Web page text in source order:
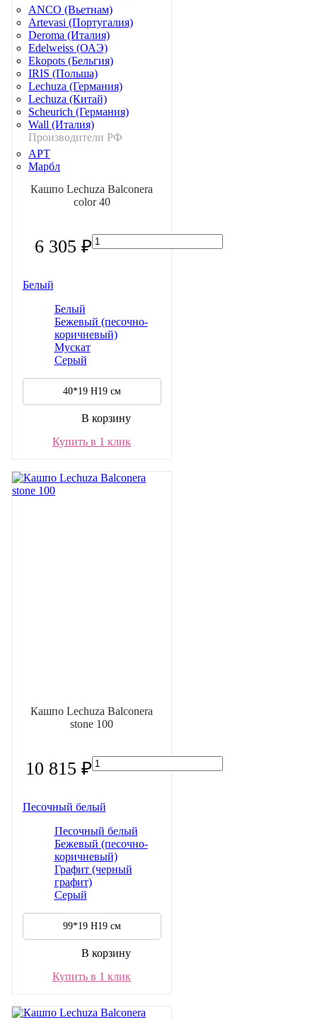
ANCO (Вьетнам)
Artevasi (Португалия)
Deroma (Италия)
Edelweiss (ОАЭ)
Ekopots (Бельгия)
IRIS (Польша)
Lechuza (Германия)
Lechuza (Китай)
Scheurich (Германия)
Wall (Италия)
Производители РФ
АРТ
Марбл
Скидки и акции
Скидки на растения и кашпо
Отзывы
Статьи
Поставщики
Новости
Наши клиенты
Возврат и обмен
Заказ и доставка
Портфолио
Контакты
Кашпо Lechuza Balconera
color 40
6 305 ₽
Белый
Белый
Бежевый (песочно-
коричневый)
Мускат
Серый
40*19 H19 см
В корзину
Купить в 1 клик
Кашпо Lechuza Balconera
stone 100
10 815 ₽
Песочный белый
Песочный белый
Бежевый (песочно-
коричневый)
Графит (черный
графит)
Серый
99*19 H19 см
В корзину
Купить в 1 клик